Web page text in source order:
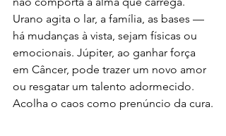
Urano agita o lar, a família, as bases —
há mudanças à vista, sejam físicas ou
emocionais. Júpiter, ao ganhar força
em Câncer, pode trazer um novo amor
ou resgatar um talento adormecido.
Acolha o caos como prenúncio da cura.